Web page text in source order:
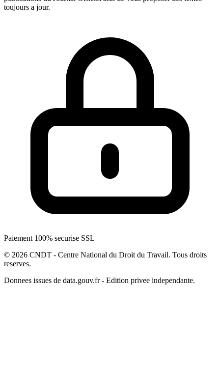
toujours a jour.
Paiement 100% securise SSL
© 2026 CNDT - Centre National du Droit du Travail. Tous droits
reserves.
Donnees issues de data.gouv.fr - Edition privee independante.